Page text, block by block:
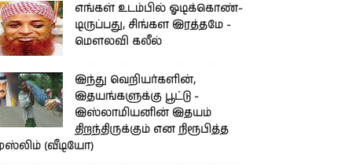
எங்கள் உடம்பில் ஓடிக்­கொண்­
டி­ருப்­பது, சிங்­கள இரத்­தமே -
மௌலவி கலீல்
இந்து வெறியர்களின்,
இதயங்களுக்கு பூட்டு -
இஸ்லாமியனின் இதயம்
திறந்திருக்கும் என நிரூபித்த
(வீடியோ)